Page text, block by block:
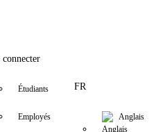
connecter
Étudiants
Employés
FR
Anglais